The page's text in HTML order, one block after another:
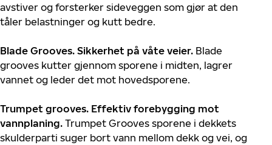
avstiver og forsterker sideveggen som gjør at den
tåler belastninger og kutt bedre.
Blade Grooves. Sikkerhet på våte veier. Blade
grooves kutter gjennom sporene i midten, lagrer
vannet og leder det mot hovedsporene.
Trumpet grooves. Effektiv forebygging mot
vannplaning. Trumpet Grooves sporene i dekkets
skulderparti suger bort vann mellom dekk og vei, og